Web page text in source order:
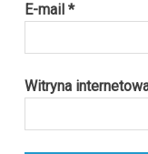
E-mail*
Witryna